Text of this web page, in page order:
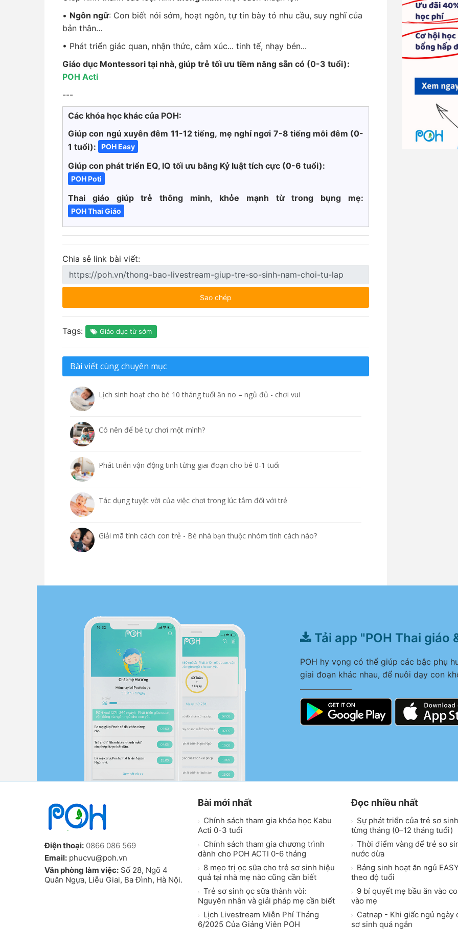
• Ngôn ngữ: Con biết nói sớm, hoạt ngôn, tự tin bày tỏ nhu cầu, suy nghĩ của
bản thân…
• Phát triển giác quan, nhận thức, cảm xúc... tinh tế, nhạy bén...
Giáo dục Montessori tại nhà, giúp trẻ tối ưu tiềm năng sẵn có (0-3 tuổi):
POH Acti
---
Các khóa học khác của POH:
Giúp con ngủ xuyên đêm 11-12 tiếng, mẹ nghỉ ngơi 7-8 tiếng mỗi đêm (0-
1 tuổi):
POH Easy
Giúp con phát triển EQ, IQ tối ưu bằng Kỷ luật tích cực (0-6 tuổi):
POH Poti
Thai giáo giúp trẻ thông minh, khỏe mạnh từ trong bụng mẹ:
POH Thai Giáo
Chia sẻ link bài viết:
Sao chép
Tags: Giáo dục từ sớm
Bài viết cùng chuyên mục
Lịch sinh hoạt cho bé 10 tháng tuổi ăn no – ngủ đủ - chơi vui
Có nên để bé tự chơi một mình?
Phát triển vận động tinh từng giai đoạn cho bé 0-1 tuổi
Tác dụng tuyệt vời của việc chơi trong lúc tắm đối với trẻ
Giải mã tính cách con trẻ - Bé nhà bạn thuộc nhóm tính cách nào?
Tải app "POH Thai
POH hy vọng có thể giúp các bậc phụ
giai đoạn khác nhau, để nuôi dạy con
Điện thoại: 0866 086 569
Email: phucvu@poh.vn
Văn phòng làm việc: Số 28, Ngõ 4
Quân Ngựa, Liễu Giai, Ba Đình, Hà Nội.
Bài mới nhất
Chính sách tham gia khóa học Kabu
Acti 0-3 tuổi
Chính sách tham gia chương trình
dành cho POH ACTI 0-6 tháng
8 mẹo trị ọc sữa cho trẻ sơ sinh hiệu
quả tại nhà mẹ nào cũng cần biết
Trẻ sơ sinh ọc sữa thành vòi:
Nguyên nhân và giải pháp mẹ cần biết
Lịch Livestream Miễn Phí Tháng
6/2025 Của Giảng Viên POH
Đọc nhiều nhất
Sự phát triển của trẻ sơ
từng tháng (0–12 tháng tuổi)
Thời điểm vàng để trẻ sơ
nước dừa
Bảng sinh hoạt ăn ngủ
theo độ tuổi
9 bí quyết mẹ bầu ăn vào
vào mẹ
Catnap - Khi giấc ngủ ngày
sơ sinh quá ngắn